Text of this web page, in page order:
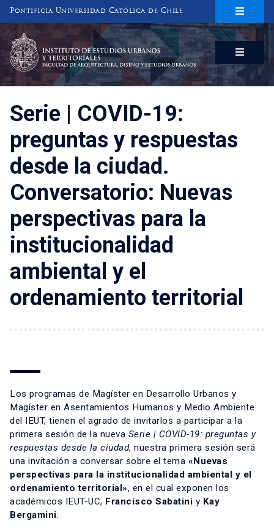
Pontificia Universidad Católica de Chile
INSTITUTO DE ESTUDIOS URBANOS
Y TERRITORIALES
FACULTAD DE ARQUITECTURA, DISEÑO Y ESTUDIOS URBANOS
Serie | COVID-19:
preguntas y respuestas
desde la ciudad.
Conversatorio: Nuevas
perspectivas para la
institucionalidad
ambiental y el
ordenamiento territorial
Los programas de Magíster en Desarrollo Urbanos y
Magíster en Asentamientos Humanos y Medio Ambiente
del IEUT, tienen el agrado de invitarlos a participar a la
primera sesión de la nueva Serie | COVID-19: preguntas y
respuestas desde la ciudad, nuestra primera sesión será
una invitación a conversar sobre el tema «Nuevas
perspectivas para la institucionalidad ambiental y el
ordenamiento territorial», en el cual exponen los
académicos IEUT-UC, Francisco Sabatini y Kay
Bergamini.